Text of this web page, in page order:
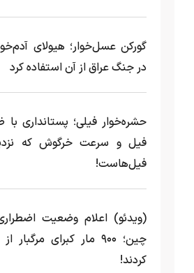
گورکن عسل‌خوار؛ هیولای
در جنگ عراق از آن استفاده کرد
حشره‌خوار فیلی؛ پستانداری
فیل و سرعت خرگوش که
فیل‌هاست!
(ویدئو) اعلام وضعیت
چین؛ ۹۰۰ مار کبرای
کردند!